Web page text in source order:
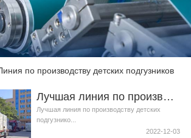
по производству детских подгузников
Лучшая линия по производству детских подгузников Производитель Видео
Лучшая линия по производству детских
подгузнико...
2022-12-03